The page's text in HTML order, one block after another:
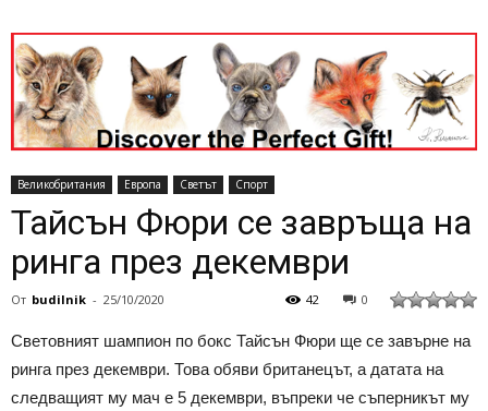
Великобритания Европа Светът Спорт
Тайсън Фюри се завръща на
ринга през декември
От budilnik - 25/10/2020 0
42
Световният шампион по бокс Тайсън Фюри ще се завърне на
ринга през декември. Това обяви британецът, а датата на
следващият му мач е 5 декември, въпреки че съперникът му